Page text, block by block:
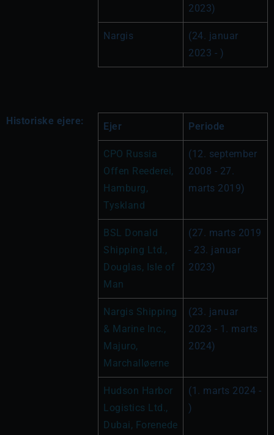
2023)
Nargis
(24. januar
2023 - )
Historiske ejere: Ejer Periode
CPO Russia
Offen Reederei,
Hamburg,
Tyskland
(12. september
2008 - 27.
marts 2019)
BSL Donald
Shipping Ltd.,
Douglas, Isle of
Man
(27. marts 2019
- 23. januar
2023)
Nargis Shipping
& Marine Inc.,
Majuro,
Marchalløerne
(23. januar
2023 - 1. marts
2024)
Hudson Harbor
Logistics Ltd.,
Dubai, Forenede
(1. marts 2024 -
)